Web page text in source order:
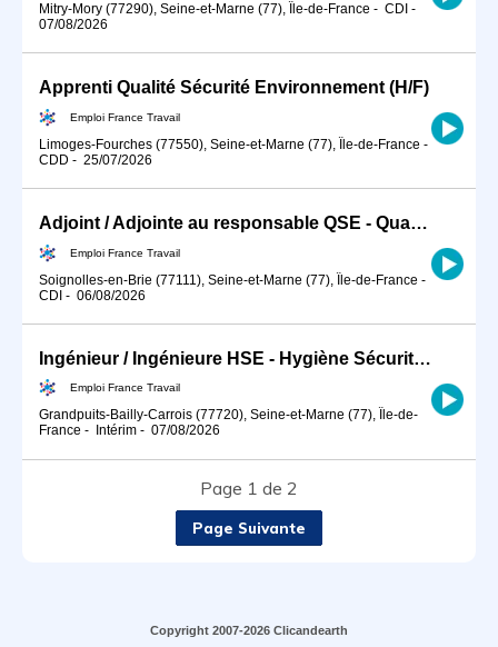
Mitry-Mory (77290), Seine-et-Marne (77), Île-de-France - CDI -
07/08/2026
Apprenti Qualité Sécurité Environnement (H/F)
Emploi France Travail
Limoges-Fourches (77550), Seine-et-Marne (77), Île-de-France -
CDD - 25/07/2026
Adjoint / Adjointe au responsable QSE - Qualité Sécurité Environn (H/F)
Emploi France Travail
Soignolles-en-Brie (77111), Seine-et-Marne (77), Île-de-France -
CDI - 06/08/2026
Ingénieur / Ingénieure HSE - Hygiène Sécurité Environnement BTP (H/F)
Emploi France Travail
Grandpuits-Bailly-Carrois (77720), Seine-et-Marne (77), Île-de-
France - Intérim - 07/08/2026
Page 1 de 2
Page Suivante
Copyright 2007-2026 Clicandearth